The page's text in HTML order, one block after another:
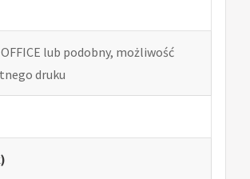
lub podobny, możliwość
druku